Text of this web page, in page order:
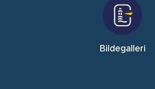
Bildegalleri